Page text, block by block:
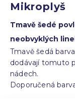
Mikroplyš
Tmavě šedé
neobvyklých
Tmavě šedá
dodávají tomuto
nádech.
Doporučená